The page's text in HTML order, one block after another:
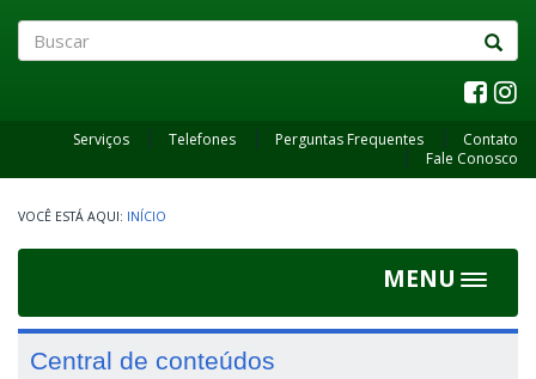
Serviços Telefones Perguntas Frequentes
Contato
Fale Conosco
INÍCIO
MENU
Toggle
Central de conteúdos